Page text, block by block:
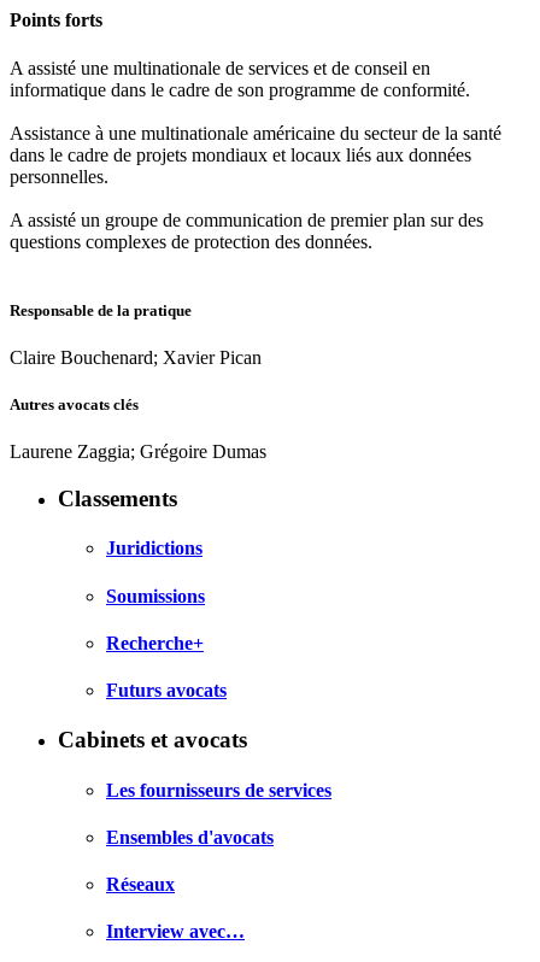
Points forts
A assisté une multinationale de services et de conseil en
informatique dans le cadre de son programme de conformité.
Assistance à une multinationale américaine du secteur de la santé
dans le cadre de projets mondiaux et locaux liés aux données
personnelles.
A assisté un groupe de communication de premier plan sur des
questions complexes de protection des données.
Responsable de la pratique
Claire Bouchenard; Xavier Pican
Autres avocats clés
Laurene Zaggia; Grégoire Dumas
Classements
Juridictions
Soumissions
Recherche+
Futurs avocats
Cabinets et avocats
Les fournisseurs de services
Ensembles d'avocats
Réseaux
Interview avec…